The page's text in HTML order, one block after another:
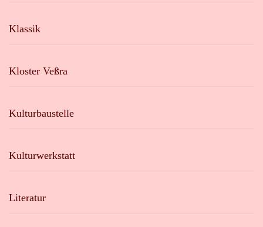
Klassik
Kloster Veßra
Kulturbaustelle
Kulturwerkstatt
Literatur